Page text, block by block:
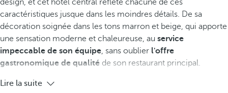
design, et cet hôtel central reflète chacune de ces
caractéristiques jusque dans les moindres détails. De sa
décoration soignée dans les tons marron et beige, qui apporte
une sensation moderne et chaleureuse, au service
impeccable de son équipe, sans oublier l'offre
gastronomique de qualité de son restaurant principal.
Lire la suite